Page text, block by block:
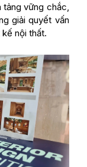
tảng vững chắc,
giải quyết vấn
nội thất.